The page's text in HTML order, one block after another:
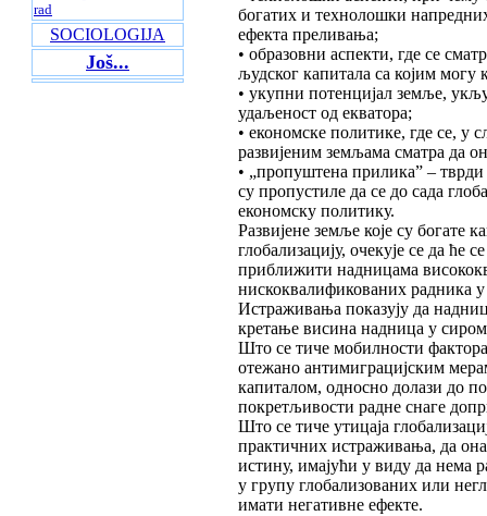
rad
SOCIOLOGIJA
Još...
богатих и технолошки
ефекта преливања;
• образовни аспекти, где се
људског капитала са којим могу
• укупни потенцијал земље,
удаљеност од екватора;
• економске политике, где се, у
развијеним земљама сматра да
• „пропуштена прилика” –
су пропустиле да се до сада
економску политику.
Развијене земље које су
глобализацију, очекује се да
приближити надницама
нискоквалификованих радника
Истраживања показују да
кретање висина надница у
Што се тиче мобилности
отежано антимиграцијским
капиталом, односно долази до
покретљивости радне снаге
Што се тиче утицаја
практичних истраживања, да она
истину, имајући у виду да нема
у групу глобализованих или
имати негативне ефекте.